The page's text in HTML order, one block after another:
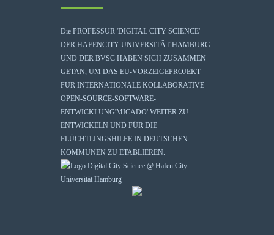
Die PROFESSUR 'DIGITAL CITY SCIENCE'
DER HAFENCITY UNIVERSITÄT HAMBURG
UND DER BVSC HABEN SICH ZUSAMMEN
GETAN, UM DAS EU-VORZEIGEPROJEKT
FÜR INTERNATIONALE KOLLABORATIVE
OPEN-SOURCE-SOFTWARE-
ENTWICKLUNG'MICADO' WEITER ZU
ENTWICKELN UND FÜR DIE
FLÜCHTLINGSHILFE IN DEUTSCHEN
KOMMUNEN ZU ETABLIEREN.